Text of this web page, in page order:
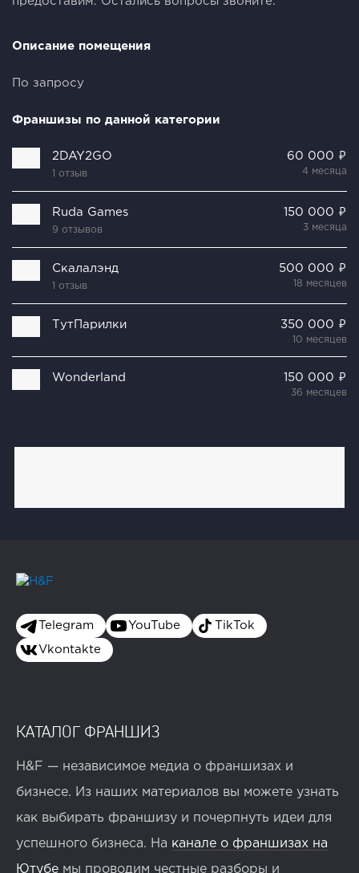
Описание помещения
По запросу
Франшизы по данной категории
2DAY2GO
1 отзыв
60 000 ₽
4 месяца
Ruda Games
9 отзывов
150 000 ₽
3 месяца
Скалалэнд
1 отзыв
500 000 ₽
18 месяцев
ТутПарилки 350 000 ₽
10 месяцев
Wonderland 150 000 ₽
36 месяцев
Telegram YouTube TikTok
Vkontakte
КАТАЛОГ ФРАНШИЗ
H&F — независимое медиа о франшизах и
бизнесе. Из наших материалов вы можете узнать
как выбирать франшизу и почерпнуть идеи для
успешного бизнеса. На канале о франшизах на
Ютубе мы проводим честные разборы и